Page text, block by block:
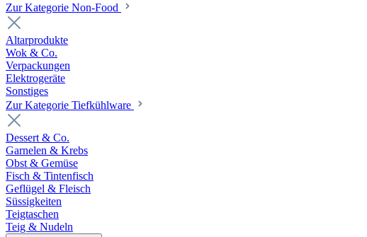
Zur Kategorie Non-Food
Altarprodukte
Wok & Co.
Verpackungen
Elektrogeräte
Sonstiges
Zur Kategorie Tiefkühlware
Dessert & Co.
Garnelen & Krebs
Obst & Gemüse
Fisch & Tintenfisch
Geflügel & Fleisch
Süssigkeiten
Teigtaschen
Teig & Nudeln